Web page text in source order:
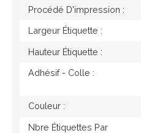
Procédé D'impression :
Largeur Étiquette :
Hauteur Étiquette :
Adhésif - Colle :
Couleur :
Nbre Étiquettes Par